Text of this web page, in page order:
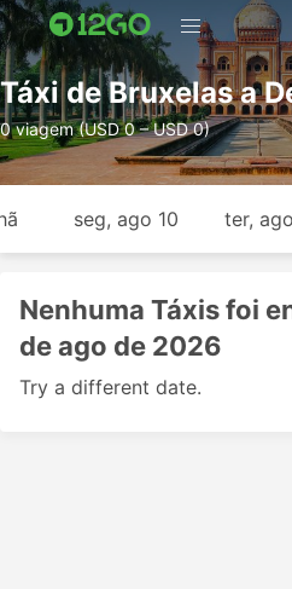
Táxi de Bruxelas a
0 viagem (USD 0 – USD 0)
seg, ago 10 ter,
Nenhuma Táxis foi
de ago de 2026
Try a different date.